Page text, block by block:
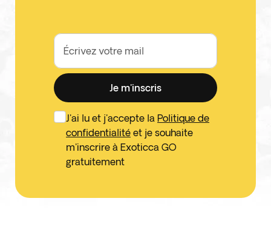
Écrivez votre mail
Je m'inscris
J'ai lu et j'accepte la Politique de
confidentialité et je souhaite
m'inscrire à Exoticca GO
gratuitement